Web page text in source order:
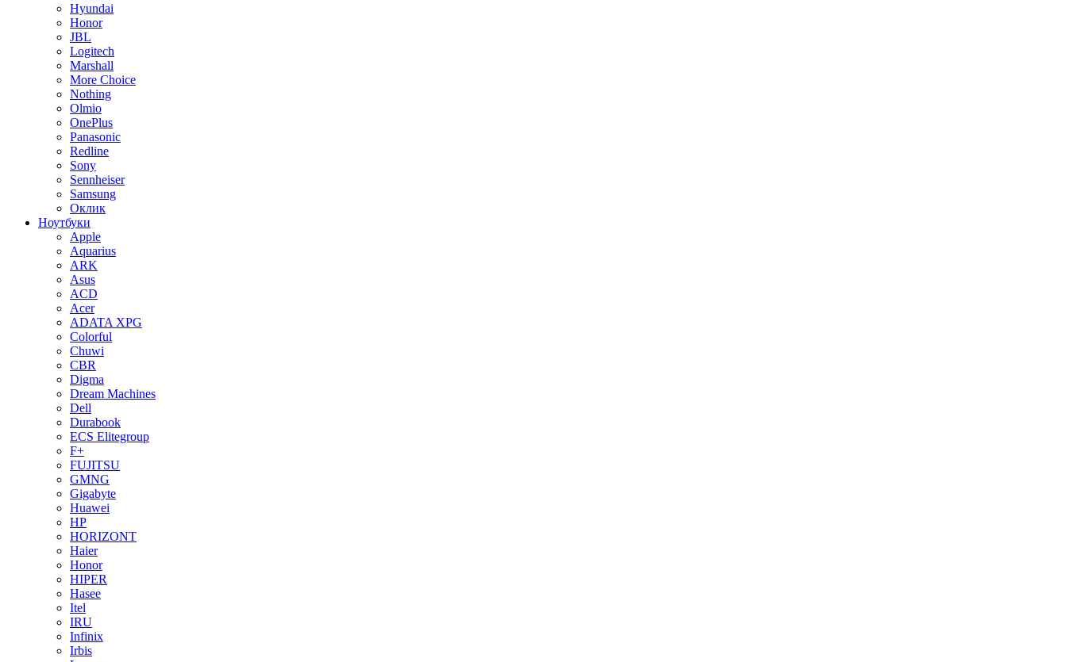
Hyundai
Honor
JBL
Logitech
Marshall
More Choice
Nothing
Olmio
OnePlus
Panasonic
Redline
Sony
Sennheiser
Samsung
Оклик
Ноутбуки
Apple
Aquarius
ARK
Asus
ACD
Acer
ADATA XPG
Colorful
Chuwi
CBR
Digma
Dream Machines
Dell
Durabook
ECS Elitegroup
F+
FUJITSU
GMNG
Gigabyte
Huawei
HP
HORIZONT
Haier
Honor
HIPER
Hasee
Itel
IRU
Infinix
Irbis